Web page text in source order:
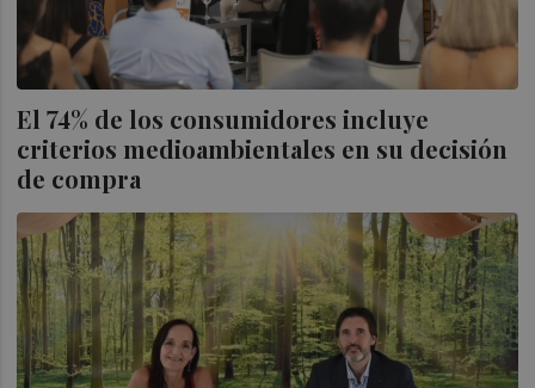
El 74% de los consumidores incluye
criterios medioambientales en su decisión
de compra